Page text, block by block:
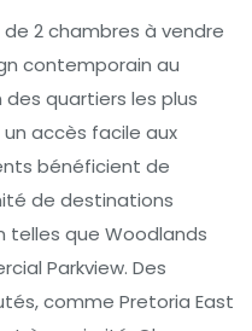
2 chambres à vendre
contemporain au
quartiers les plus
accès facile aux
bénéficient de
de destinations
telles que Woodlands
Parkview. Des
comme Pretoria East